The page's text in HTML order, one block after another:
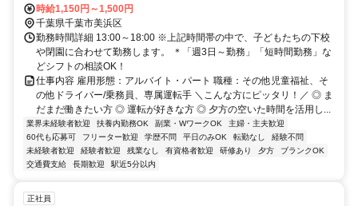
時給1,150円～1,500円
千葉県千葉市美浜区
勤務時間詳細 13:00～18:00 ※上記時間帯の中で、子どもたちの下校
や閉園に合わせて勤務します。 ＊「週3日～勤務」「短時間勤務」な
どシフトの相談OK！
仕事内容 雇用形態：アルバイト・パート 職種：その他児童福祉、そ
の他ドライバー/乗務員、専属運転手 ＼こんな方にピッタリ！／ ◎ ま
だまだ働きたい方 ◎ 運転が好きな方 ◎ 夕方の空いた時間を活用し...
業界未経験者歓迎 扶養内勤務OK 副業・WワークOK
主婦・主夫歓迎
60代も応募可
フリーター歓迎 学歴不問 平日のみOK 転勤なし
経験不問
未経験者歓迎
経験者歓迎 残業なし 有資格者歓迎 研修あり 夕方
ブランクOK
交通費支給
長期歓迎 駅近5分以内
正社員